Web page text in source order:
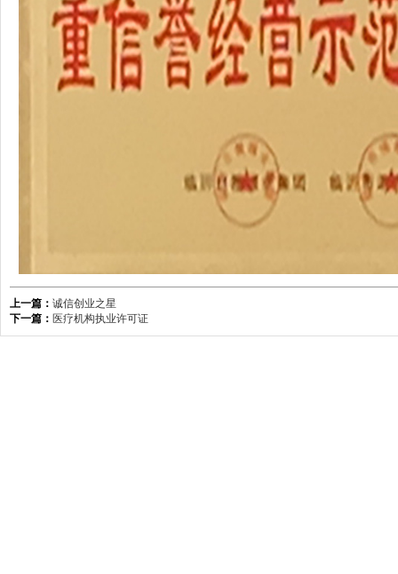
上一篇： 诚信创业之星
下一篇： 医疗机构执业许可证